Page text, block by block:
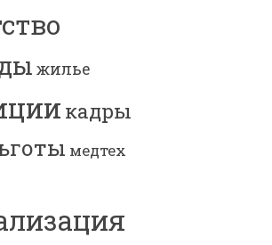
жилье
кадры
медтех